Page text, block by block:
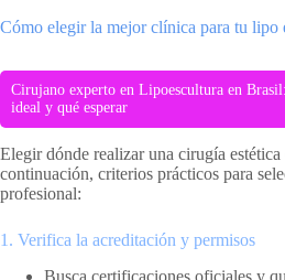
Cómo elegir la mejor clínica para tu lipo
Cirujano experto en Lipoescultura en
ideal y qué esperar
Elegir dónde realizar una cirugía
continuación, criterios prácticos para
profesional:
1. Verifica la acreditación y permisos
Busca certificaciones oficiales y